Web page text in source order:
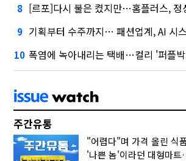
8 [르포]다시 불은 켰지만…홈플러스, 정
9 기획부터 수주까지… 패션업계, AI 시
10 폭염에 녹아내리는 택배…컬리 '퍼플
주간유통